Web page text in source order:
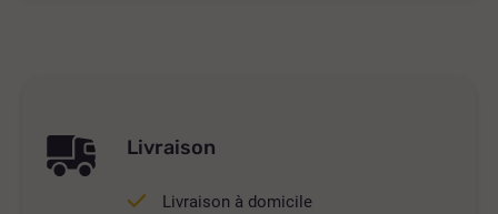
Livraison
Livraison à domicile